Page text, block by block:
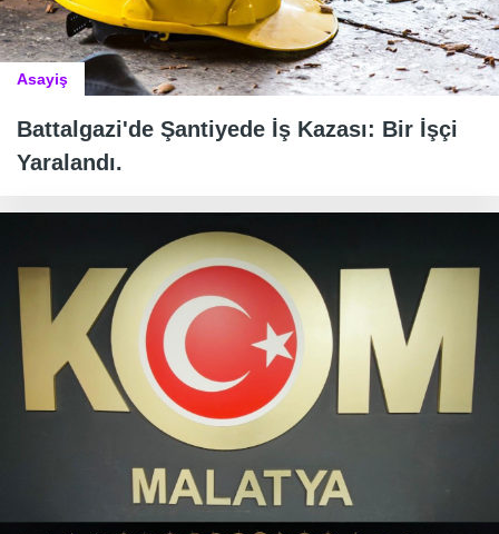
Asayiş
Battalgazi'de Şantiyede İş Kazası: Bir İşçi
Yaralandı.